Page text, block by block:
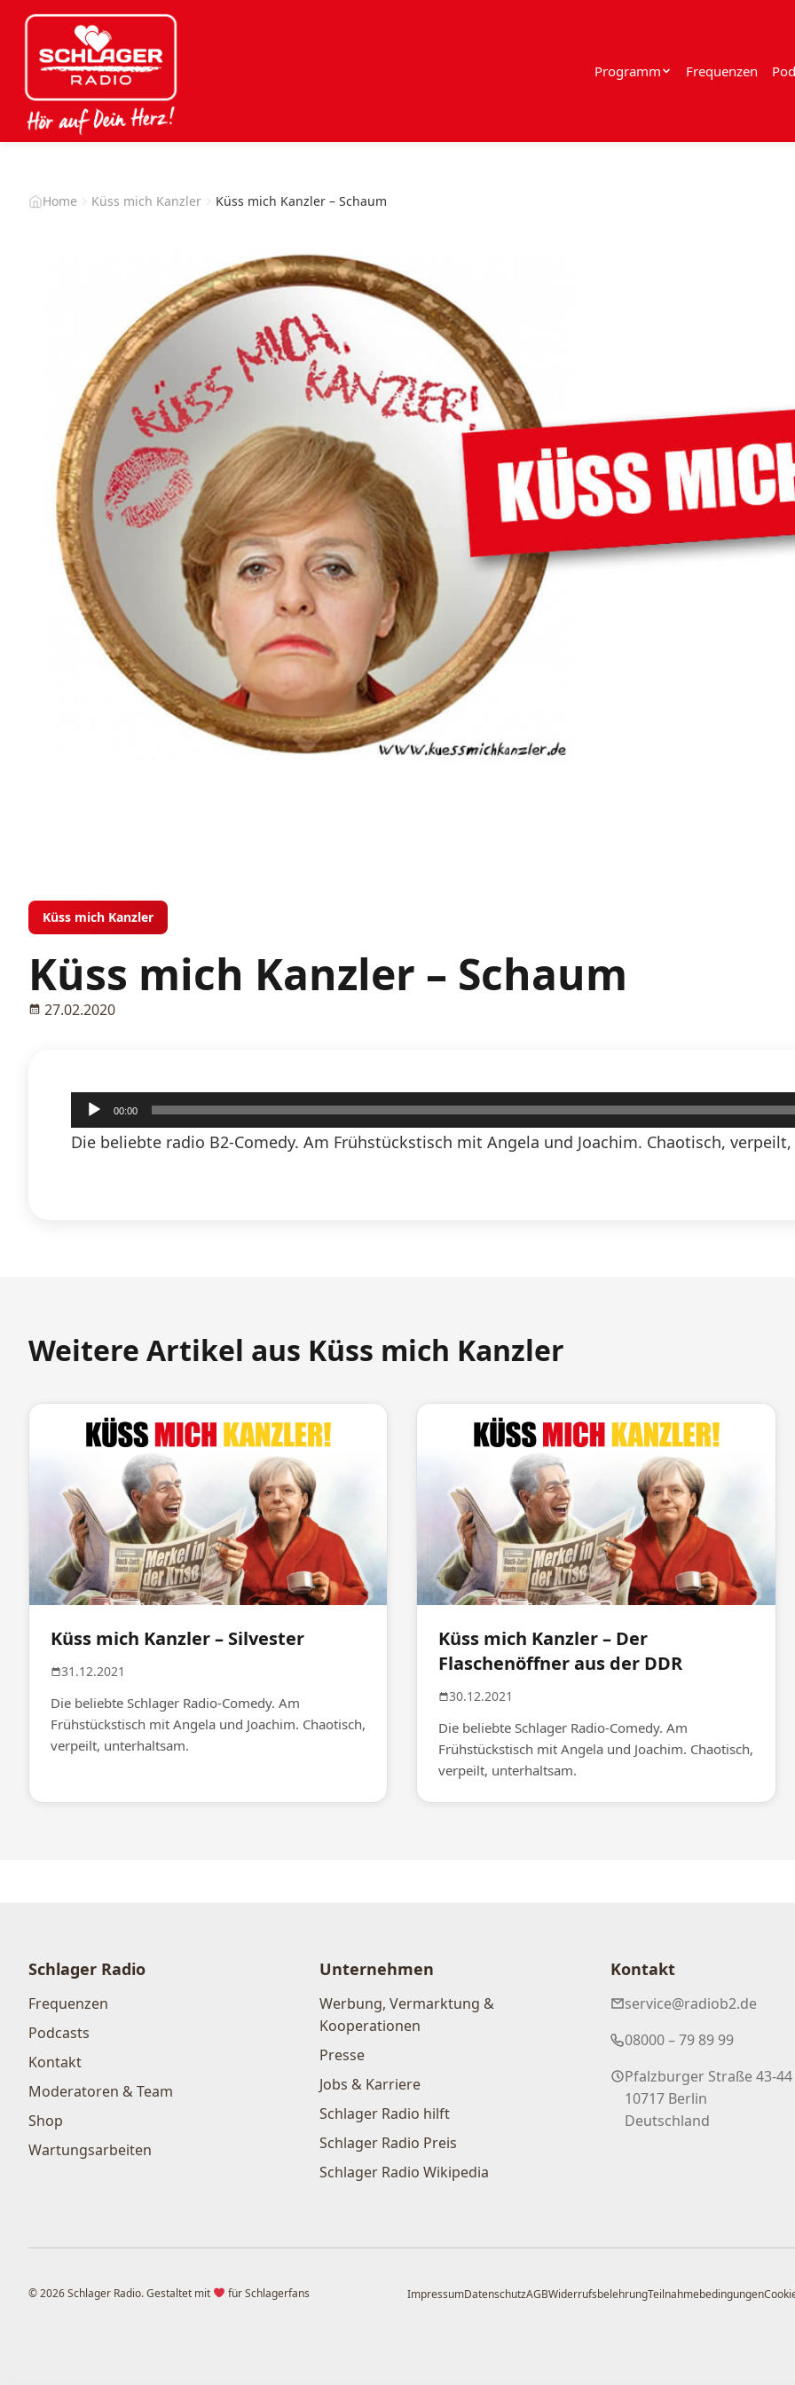
Programm Frequenzen
Home Küss mich Kanzler Küss mich Kanzler – Schaum
Küss mich Kanzler
Küss mich Kanzler – Schaum
27.02.2020
Audio-
Player
00:00
Die beliebte radio B2-Comedy. Am Frühstückstisch mit Angela und Joachim. Chaotisch,
Weitere Artikel aus Küss mich Kanzler
Küss mich Kanzler – Silvester
31.12.2021
Die beliebte Schlager Radio-Comedy. Am
Frühstückstisch mit Angela und Joachim. Chaotisch,
verpeilt, unterhaltsam.
Küss mich Kanzler – Der
Flaschenöffner aus der DDR
30.12.2021
Die beliebte Schlager Radio-Comedy. Am
Frühstückstisch mit Angela und Joachim. Chaotisch,
verpeilt, unterhaltsam.
Schlager Radio
Frequenzen
Podcasts
Kontakt
Moderatoren & Team
Shop
Wartungsarbeiten
Unternehmen
Werbung, Vermarktung &
Kooperationen
Presse
Jobs & Karriere
Schlager Radio hilft
Schlager Radio Preis
Schlager Radio Wikipedia
Kontakt
service@radiob2.de
08000 – 79 89 99
Pfalzburger Straße 43-44
10717 Berlin
Deutschland
© 2026 Schlager Radio. Gestaltet mit für Schlagerfans ImpressumDatenschutzAGBWiderrufsbelehrungTeilnahmebedingungen